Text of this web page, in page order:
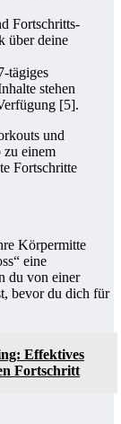
Fortschritts-
über deine
tägiges
stehen
[5].
und
zu einem
Fortschritte
Körpermitte
eine
du von einer
bevor du dich für
Effektives
Fortschritt